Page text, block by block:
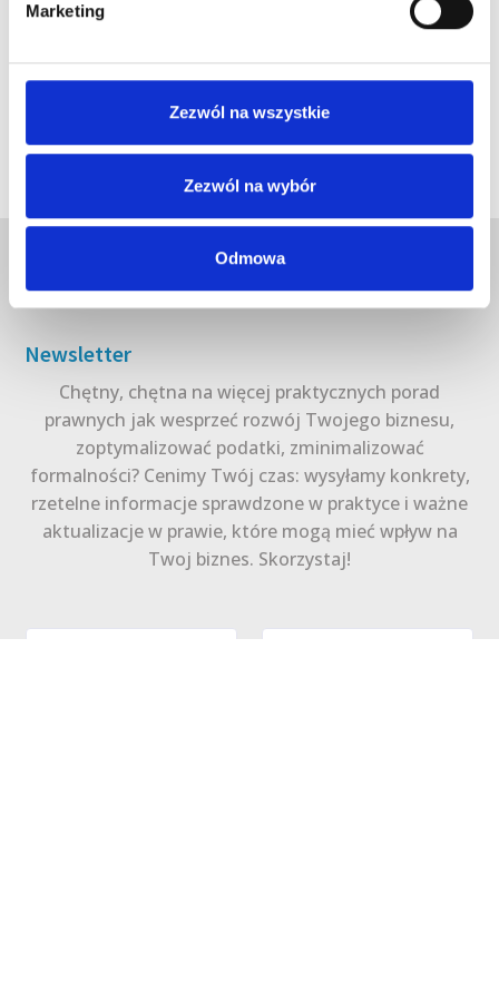
Marketing
Zezwól na wszystkie
Zezwól na wybór
Odmowa
Newsletter
Chętny, chętna na więcej praktycznych porad
prawnych jak wesprzeć rozwój Twojego biznesu,
zoptymalizować podatki, zminimalizować
formalności? Cenimy Twój czas: wysyłamy konkrety,
rzetelne informacje sprawdzone w praktyce i ważne
aktualizacje w prawie, które mogą mieć wpływ na
Twoj biznes. Skorzystaj!